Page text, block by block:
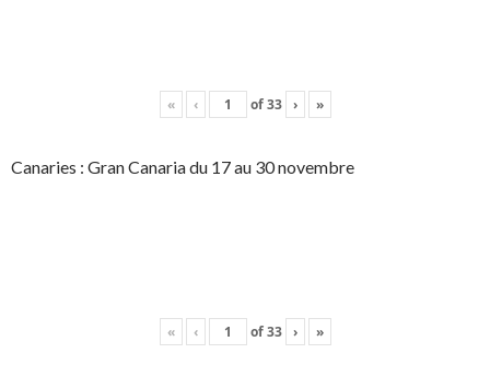
« ‹ of33 › »
Canaries : Gran Canaria du 17 au 30 novembre
« ‹ of33 › »